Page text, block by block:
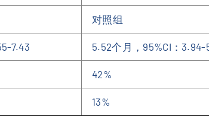
对照组
7.43 5.52个月，95%CI：3.94-
42%
13%